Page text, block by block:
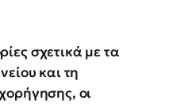
σχετικά με τα
και τη
οι